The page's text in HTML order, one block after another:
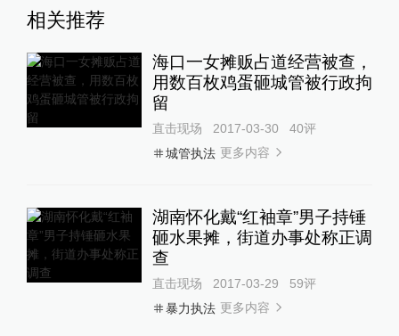
相关推荐
海口一女摊贩占道经营被查，
用数百枚鸡蛋砸城管被行政拘
留
直击现场 2017-03-30 40评
城管执法 更多内容
湖南怀化戴“红袖章”男子持锤
砸水果摊，街道办事处称正调
查
直击现场 2017-03-29 59评
暴力执法 更多内容